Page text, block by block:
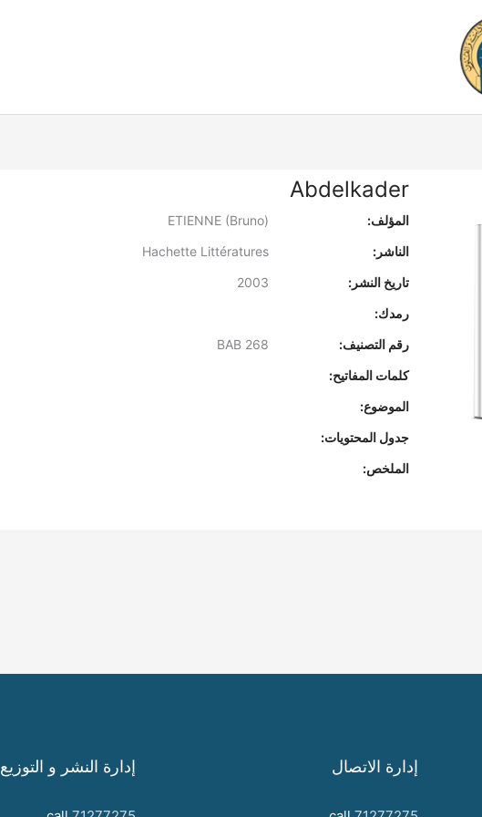
Abdelkader
المؤلف:
الناشر:
تاريخ النشر:
رمدك:
رقم التصنيف:
كلمات المفاتيح:
الموضوع:
جدول المحتويات:
الملخص:
إدارة الاتصال إدارة النشر و التوزيع